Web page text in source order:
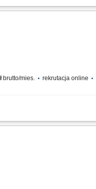
tarcz ściernych;
brutto/mies. rekrutacja online
Kontrola jakości